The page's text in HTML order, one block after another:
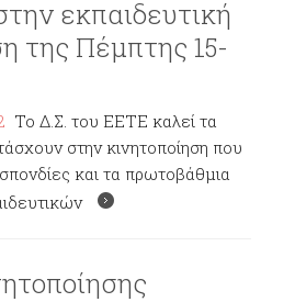
εκπαιδευτική
της Πέμπτης 15-
Το Δ.Σ. του ΕΕΤΕ καλεί τα
στην κινητοποίηση που
και τα πρωτοβάθμια